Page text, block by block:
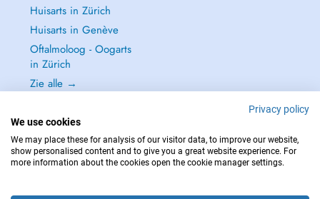
Huisarts in Zürich
Huisarts in Genève
Oftalmoloog - Oogarts
in Zürich
Zie alle →
NEEM IN GEVAL VAN NOOD CONTACT OP MET : 144
Privacy policy
We use cookies
We may place these for analysis of our visitor data, to improve our website,
show personalised content and to give you a great website experience. For
more information about the cookies open the cookie manager settings.